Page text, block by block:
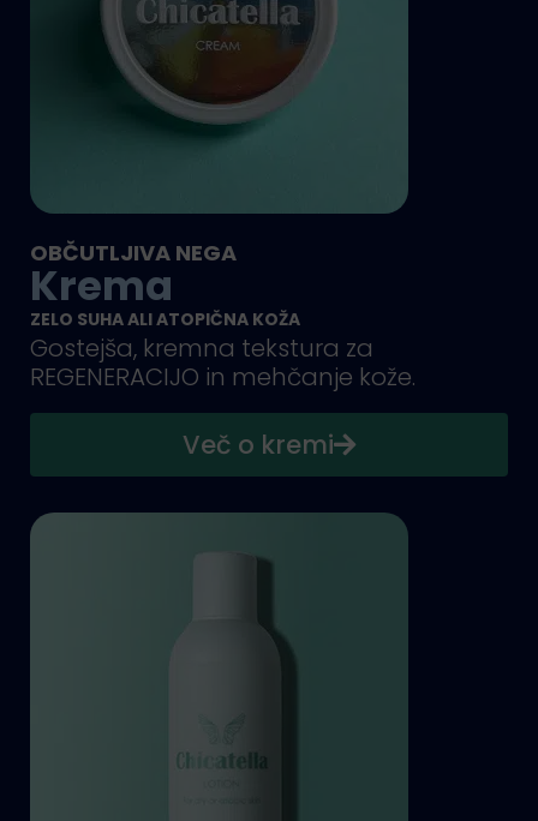
OBČUTLJIVA NEGA
Krema
ZELO SUHA ALI ATOPIČNA KOŽA
Gostejša, kremna tekstura za
REGENERACIJO in mehčanje kože.
Več o kremi